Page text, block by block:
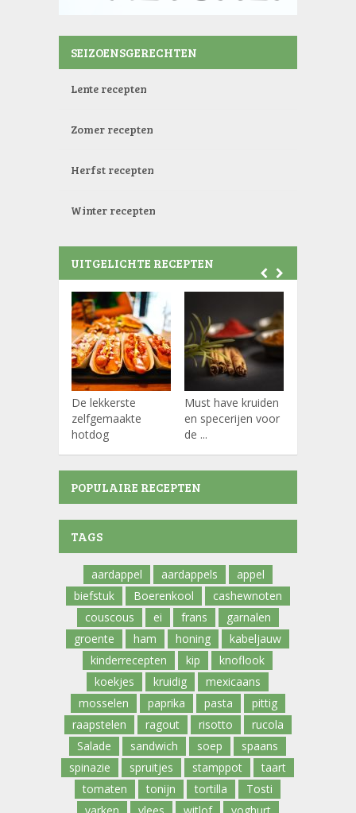
SEIZOENSGERECHTEN
Lente recepten
Zomer recepten
Herfst recepten
Winter recepten
UITGELICHTE RECEPTEN
De lekkerste
zelfgemaakte
hotdog
Must have kruiden
en specerijen voor
de ...
POPULAIRE RECEPTEN
TAGS
aardappel aardappels
appel
biefstuk
Boerenkool
cashewnoten
couscous
ei frans
garnalen
groente
ham honing
kabeljauw
kinderrecepten
kip
knoflook
koekjes
kruidig
mexicaans
mosselen
paprika pasta
pittig
raapstelen
ragout risotto
rucola
Salade
sandwich soep
spaans
spinazie
spruitjes stamppot
taart
tomaten
tonijn tortilla
Tosti